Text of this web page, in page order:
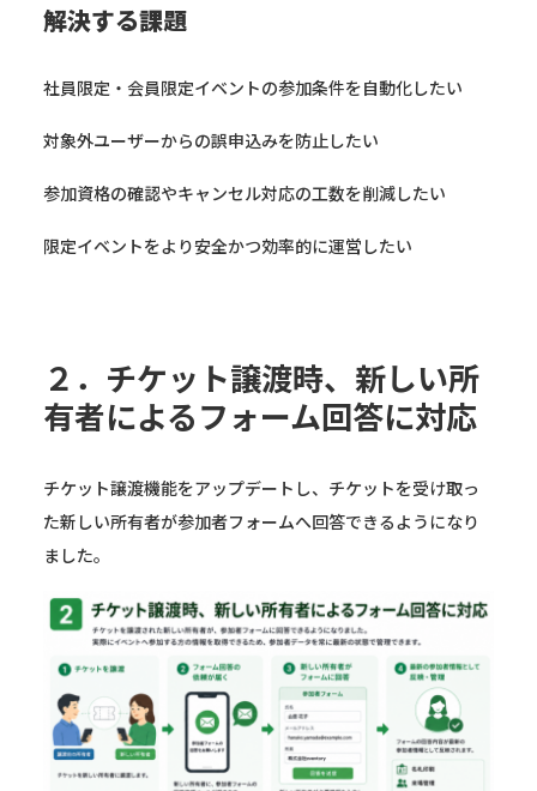
解決する課題
社員限定・会員限定イベントの参加条件を自動化したい
対象外ユーザーからの誤申込みを防止したい
参加資格の確認やキャンセル対応の工数を削減したい
限定イベントをより安全かつ効率的に運営したい
２．チケット譲渡時、新しい所
有者によるフォーム回答に対応
チケット譲渡機能をアップデートし、チケットを受け取っ
た新しい所有者が参加者フォームへ回答できるようになり
ました。